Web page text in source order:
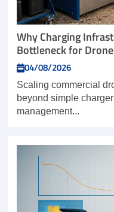
Why Charging
Bottleneck for
04/08/2026
Scaling commercial
beyond simple
management...